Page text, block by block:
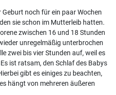
noch für ein paar Wochen
sie schon im Mutterleib hatten.
zwischen 16 und 18 Stunden
unregelmäßig unterbrochen
zwei bis vier Stunden auf, weil es
ist ratsam, den Schlaf des Babys
gibt es einiges zu beachten,
hängt von mehreren äußeren